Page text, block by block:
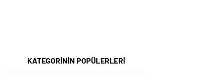
KATEGORİNİN POPÜLERLERİ